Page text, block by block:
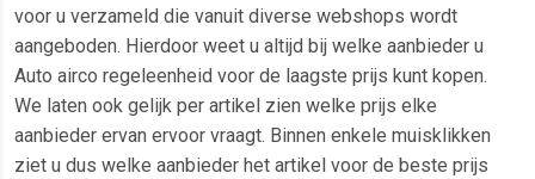
voor u verzameld die vanuit diverse webshops wordt
aangeboden. Hierdoor weet u altijd bij welke aanbieder u
Auto airco regeleenheid voor de laagste prijs kunt kopen.
We laten ook gelijk per artikel zien welke prijs elke
aanbieder ervan ervoor vraagt. Binnen enkele muisklikken
ziet u dus welke aanbieder het artikel voor de beste prijs